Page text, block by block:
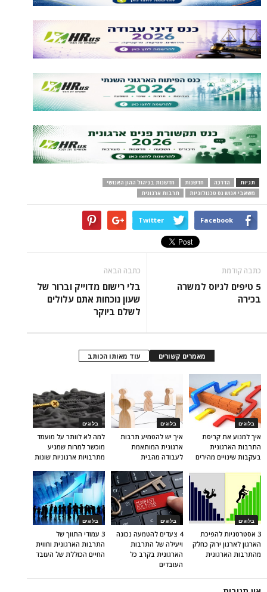
תגיות הדרכה חדשנות
חדשנות בניהול ההון האנושי
משאבי אנוש נס טכנולוגיות
תרבות ארגונית
Facebook
Twitter
כתבה קודמת
5 טיפים לגיוס למשרה
בכירה
כתבה הבאה
בלי רישום מדוייק וברור של
שעון נוכחות אתם עלולים
לשלם ביוקר
מאמרים קשורים עוד מאותו הכותב
בלוגים
למה לא לוותר על מועמד
מוכשר למרות שמגיע
מתרבויות ארגוניות שונות
בלוגים
איך יש להטמיע תרבות
ארגונית המותאמת
לעבודה מהבית
בלוגים
איך למנוע את קריסת
התרבות הארגונית
בעקבות שינויים מהירים
בלוגים
3 עמודי התווך של
התרבות הארגונית וחווית
החיים הכוללת של העובד
בלוגים
4 צעדים להטמעה נכונה
ויעילה של התרבות
הארגונית בקרב כל
העובדים
בלוגים
3 אסטרטגיות להפיכת
הארגון לארגון ירוק כחלק
מהתרבות הארגונית